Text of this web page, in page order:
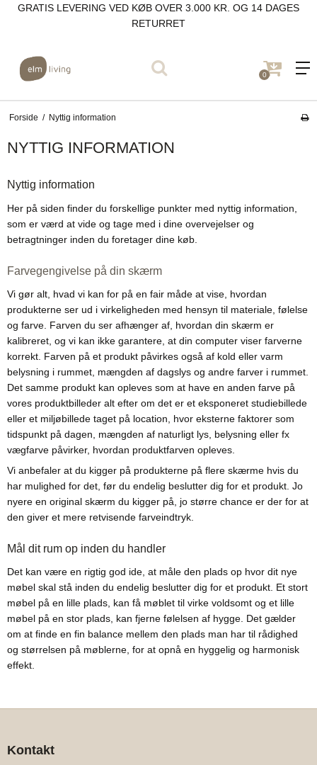
GRATIS LEVERING VED KØB OVER 3.000 KR. OG 14 DAGES
RETURRET
0
Forside / Nyttig information
NYTTIG INFORMATION
Nyttig information
Her på siden finder du forskellige punkter med nyttig information,
som er værd at vide og tage med i dine overvejelser og
betragtninger inden du foretager dine køb.
Farvegengivelse på din skærm
Vi gør alt, hvad vi kan for på en fair måde at vise, hvordan
produkterne ser ud i virkeligheden med hensyn til materiale, følelse
og farve. Farven du ser afhænger af, hvordan din skærm er
kalibreret, og vi kan ikke garantere, at din computer viser farverne
korrekt. Farven på et produkt påvirkes også af kold eller varm
belysning i rummet, mængden af dagslys og andre farver i rummet.
Det samme produkt kan opleves som at have en anden farve på
vores produktbilleder alt efter om det er et eksponeret studiebillede
eller et miljøbillede taget på location, hvor eksterne faktorer som
tidspunkt på dagen, mængden af naturligt lys, belysning eller fx
vægfarve påvirker, hvordan produktfarven opleves.
Vi anbefaler at du kigger på produkterne på flere skærme hvis du
har mulighed for det, før du endelig beslutter dig for et produkt. Jo
nyere en original skærm du kigger på, jo større chance er der for at
den giver et mere retvisende farveindtryk.
Mål dit rum op inden du handler
Det kan være en rigtig god ide, at måle den plads op hvor dit nye
møbel skal stå inden du endelig beslutter dig for et produkt. Et stort
møbel på en lille plads, kan få møblet til virke voldsomt og et lille
møbel på en stor plads, kan fjerne følelsen af hygge. Det gælder
om at finde en fin balance mellem den plads man har til rådighed
og størrelsen på møblerne, for at opnå en hyggelig og harmonisk
effekt.
Kontakt